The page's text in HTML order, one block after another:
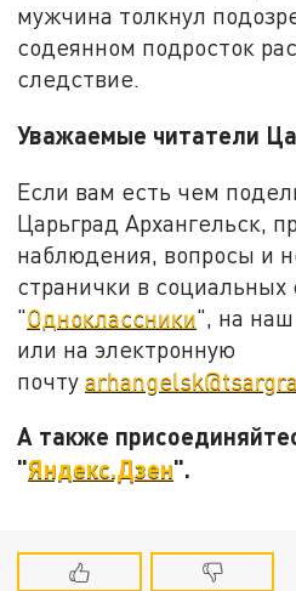
мужчина толкнул
содеянном подросток
следствие.
Уважаемые читатели
Если вам есть чем
Царьград Архангельск,
наблюдения, вопросы и
странички в социальных
"Одноклассники", на
или на электронную
почту
А также
"Яндекс.Дзен".